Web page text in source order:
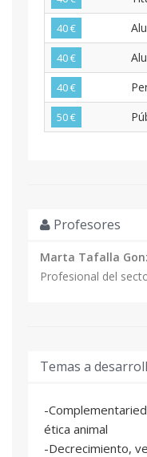
40 €
40 €
40 €
50 €
Profesores
Marta Tafalla
Profesional del
Temas a
-
ética animal
-Decrecimiento,